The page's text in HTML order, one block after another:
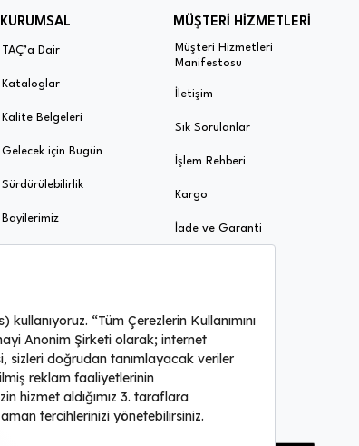
KURUMSAL
TAÇ’a Dair
Kataloglar
Kalite Belgeleri
Gelecek için Bugün
Sürdürülebilirlik
Bayilerimiz
MÜŞTERİ HİZMETLERİ
Müşteri Hizmetleri
Manifestosu
İletişim
Sık Sorulanlar
İşlem Rehberi
Kargo
İade ve Garanti
Uygulamaya özel fırsatları kaçırmayın